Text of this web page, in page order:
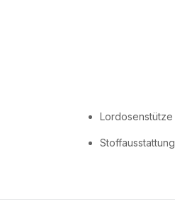
Lordosenstütze
Stoffausstattung